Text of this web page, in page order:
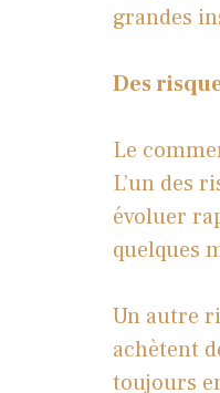
grandes
Des
Le
L’un des
évoluer
quelques
Un autre
achètent
toujours